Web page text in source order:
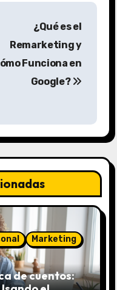
¿Qué es el
Remarketing y
Funciona en
Google?
Marketing
de cuentos: